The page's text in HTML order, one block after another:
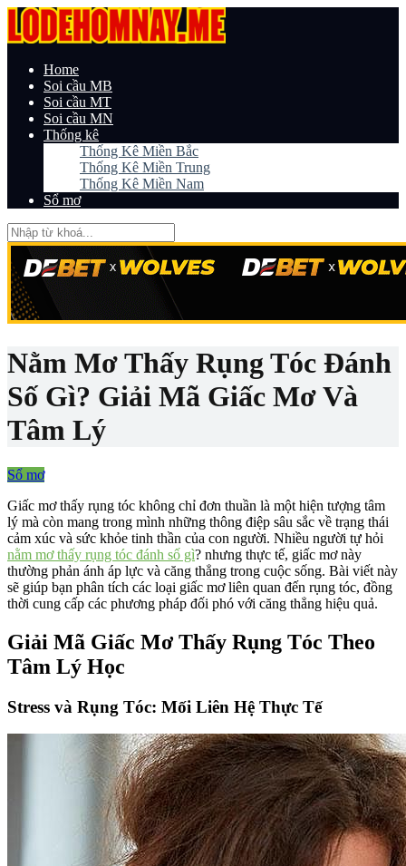
Home
Soi cầu MB
Soi cầu MT
Soi cầu MN
Thống kê
Thống Kê Miền Bắc
Thống Kê Miền Trung
Thống Kê Miền Nam
Sổ mơ
Nằm Mơ Thấy Rụng Tóc Đánh
Số Gì? Giải Mã Giấc Mơ Và
Tâm Lý
Sổ mơ
Giấc mơ thấy rụng tóc không chỉ đơn thuần là một hiện tượng tâm
lý mà còn mang trong mình những thông điệp sâu sắc về trạng thái
cảm xúc và sức khỏe tinh thần của con người. Nhiều người tự hỏi
nằm mơ thấy rụng tóc đánh số gì? nhưng thực tế, giấc mơ này
thường phản ánh áp lực và căng thẳng trong cuộc sống. Bài viết này
sẽ giúp bạn phân tích các loại giấc mơ liên quan đến rụng tóc, đồng
thời cung cấp các phương pháp đối phó với căng thẳng hiệu quả.
Giải Mã Giấc Mơ Thấy Rụng Tóc Theo
Tâm Lý Học
Stress và Rụng Tóc: Mối Liên Hệ Thực Tế